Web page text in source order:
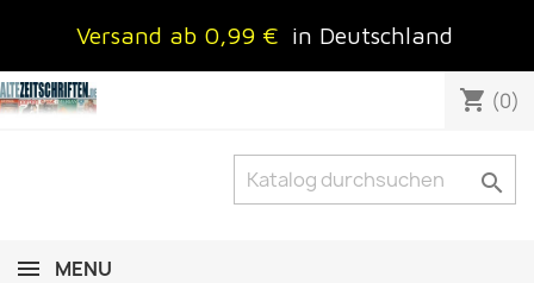
Versand ab 0,99 € in Deutschland
shopping_cart (0)

MENU